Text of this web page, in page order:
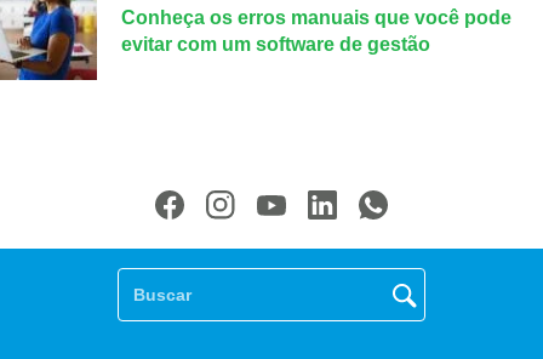
Conheça os erros manuais que você pode
evitar com um software de gestão